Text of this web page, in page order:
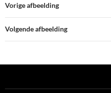
Vorige afbeelding
Volgende afbeelding